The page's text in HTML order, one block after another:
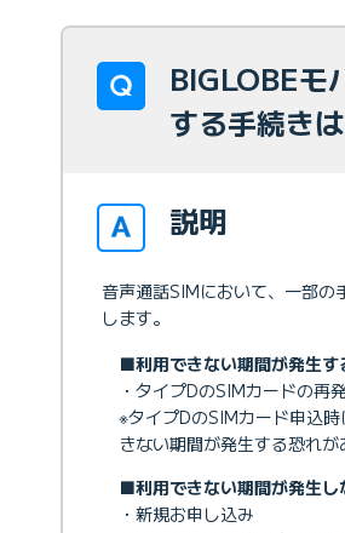
BIGLOBEモ
する手続き
説明
音声通話SIMにおいて、一部
します。
■利用できない期間が発生す
・タイプDのSIMカードの再
※タイプDのSIMカード申込
きない期間が発生する恐れが
■利用できない期間が発生し
・新規お申し込み